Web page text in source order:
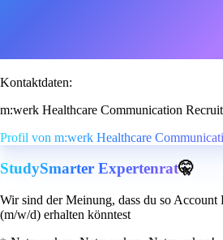
Kontaktdaten:
m:werk Healthcare Communication
Profil von m:werk Healthcare
StudySmarter Expertenrat🤫
Wir sind der Meinung, dass du so Account
(m/w/d) erhalten könntest